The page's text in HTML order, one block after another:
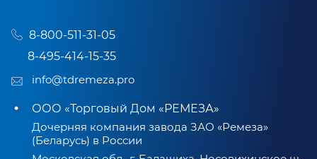
8-800-511-31-05
8-495-414-15-35
info@tdremeza.pro
ООО «Торговый Дом «РЕМЕЗА»
Дочерняя компания завода ЗАО «Ремеза»
(Беларусь) в России